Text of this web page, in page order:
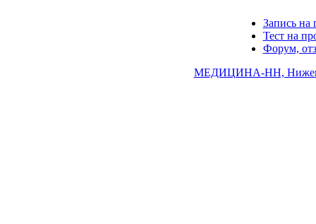
Запись на
Тест на
Форум,
МЕДИЦИНА-НН,